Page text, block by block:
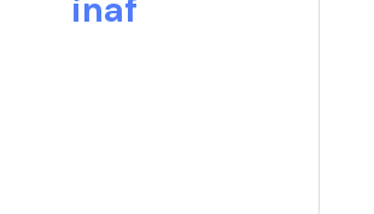
inaf